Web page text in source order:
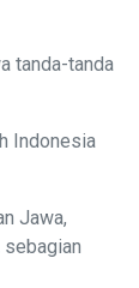
tanda-tanda
Indonesia
Jawa,
sebagian